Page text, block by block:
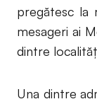
pregătesc la
mesageri ai
dintre
Una dintre